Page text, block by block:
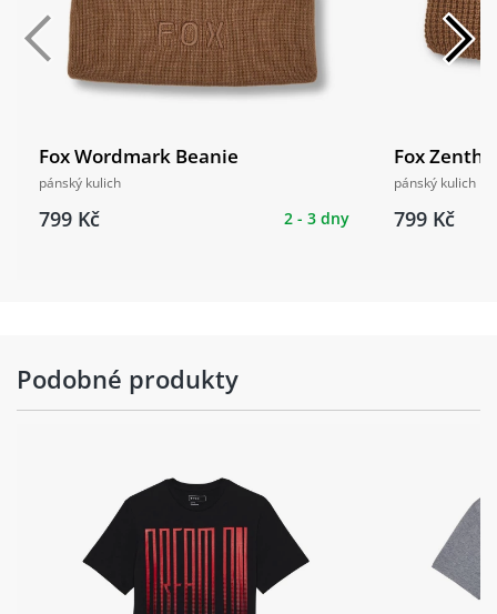
Fox Wordmark Beanie
pánský kulich
799 Kč 2 - 3 dny
Fox
pánský kulich
799 Kč
Podobné produkty